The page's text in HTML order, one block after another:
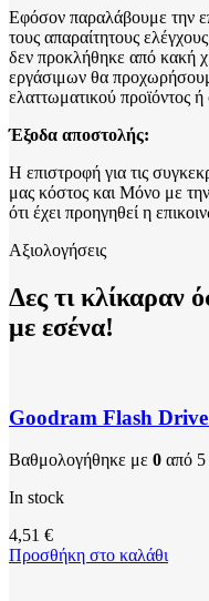
Εφόσον παραλάβουμε την
τους απαραίτητους
δεν προκλήθηκε από κακή
εργάσιμων θα
ελαττωματικού προϊόντος
Έξοδα αποστολής:
Η επιστροφή για τις
μας κόστος και Μόνο με
ότι έχει προηγηθεί η
Αξιολογήσεις
Δες τι κλίκαραν
με εσένα!
Goodram Flash
Βαθμολογήθηκε με 0 από 5
In stock
4,51 €
Προσθήκη στο καλάθι